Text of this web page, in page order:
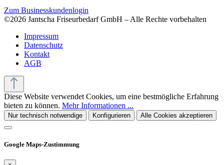
Zum Businesskundenlogin
©2026 Jantscha Friseurbedarf GmbH – Alle Rechte vorbehalten
Impressum
Datenschutz
Kontakt
AGB
Diese Website verwendet Cookies, um eine bestmögliche Erfahrung
bieten zu können. Mehr Informationen ...
Nur technisch notwendige Konfigurieren Alle Cookies akzeptieren
Google Maps-Zustimmung